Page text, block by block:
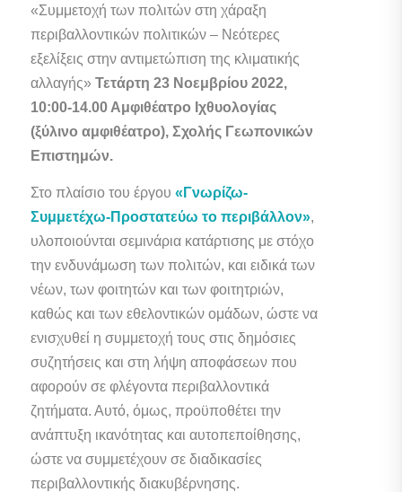
«Συμμετοχή των πολιτών στη χάραξη
περιβαλλοντικών πολιτικών – Νεότερες
εξελίξεις στην αντιμετώπιση της κλιματικής
αλλαγής» Τετάρτη 23 Νοεμβρίου 2022,
10:00-14.00 Αμφιθέατρο Ιχθυολογίας
(ξύλινο αμφιθέατρο), Σχολής Γεωπονικών
Επιστημών.
Στο πλαίσιο του έργου «Γνωρίζω-
Συμμετέχω-Προστατεύω το περιβάλλον»,
υλοποιούνται σεμινάρια κατάρτισης με στόχο
την ενδυνάμωση των πολιτών, και ειδικά των
νέων, των φοιτητών και των φοιτητριών,
καθώς και των εθελοντικών ομάδων, ώστε να
ενισχυθεί η συμμετοχή τους στις δημόσιες
συζητήσεις και στη λήψη αποφάσεων που
αφορούν σε φλέγοντα περιβαλλοντικά
ζητήματα. Αυτό, όμως, προϋποθέτει την
ανάπτυξη ικανότητας και αυτοπεποίθησης,
ώστε να συμμετέχουν σε διαδικασίες
περιβαλλοντικής διακυβέρνησης.